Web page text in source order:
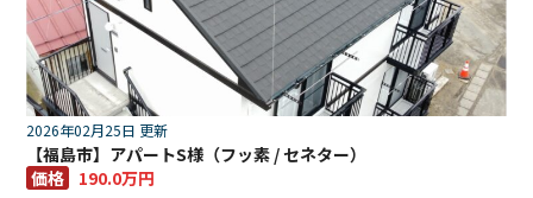
2026年02月25日 更新
【福島市】アパートS様（フッ素 / セネター）
価格
190.0万円